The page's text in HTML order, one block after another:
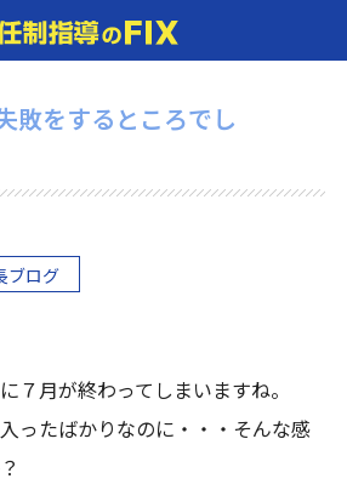
敗をするところでし
ブログ
７月が終わってしまいますね。
ったばかりなのに・・・そんな感